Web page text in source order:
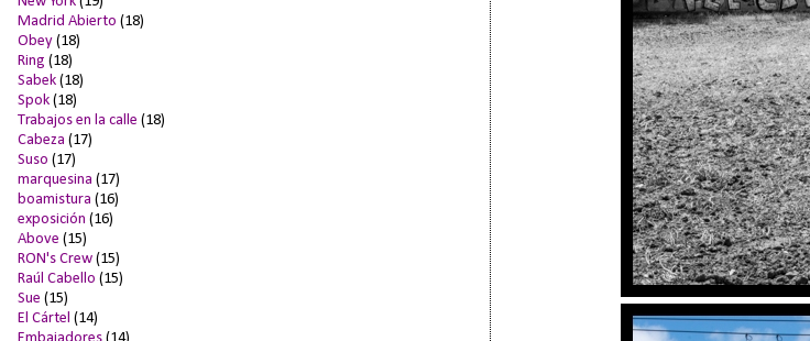
Madrid Abierto (18)
Obey (18)
Ring (18)
Sabek (18)
Spok (18)
Trabajos en la calle (18)
Cabeza (17)
Suso (17)
marquesina (17)
boamistura (16)
exposición (16)
Above (15)
RON's Crew (15)
Raúl Cabello (15)
Sue (15)
El Cártel (14)